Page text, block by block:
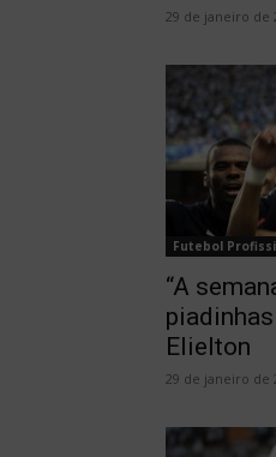
29 de janeiro de
Futebol
“A
Elielton
29 de janeiro de